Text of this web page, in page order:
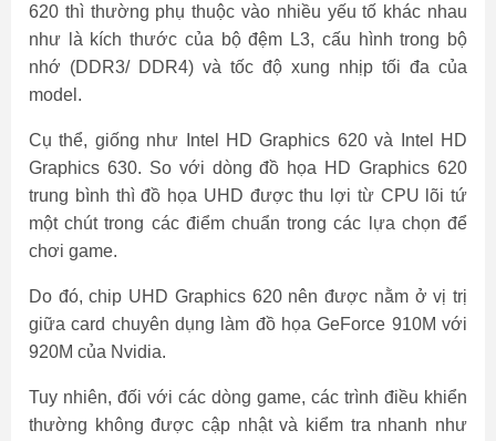
620 thì thường phụ thuộc vào nhiều yếu tố khác nhau
như là kích thước của bộ đệm L3, cấu hình trong bộ
nhớ (DDR3/ DDR4) và tốc độ xung nhịp tối đa của
model.
Cụ thể, giống như Intel HD Graphics 620 và Intel HD
Graphics 630. So với dòng đồ họa HD Graphics 620
trung bình thì đồ họa UHD được thu lợi từ CPU lõi tứ
một chút trong các điểm chuẩn trong các lựa chọn để
chơi game.
Do đó, chip UHD Graphics 620 nên được nằm ở vị trị
giữa card chuyên dụng làm đồ họa GeForce 910M với
920M của Nvidia.
Tuy nhiên, đối với các dòng game, các trình điều khiển
thường không được cập nhật và kiểm tra nhanh như